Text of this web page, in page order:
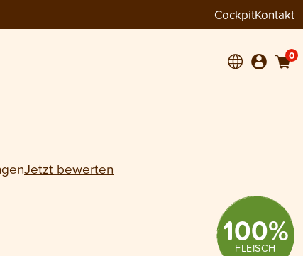
CockpitKontakt
0
Jetzt bewerten
100%
FLEISCH